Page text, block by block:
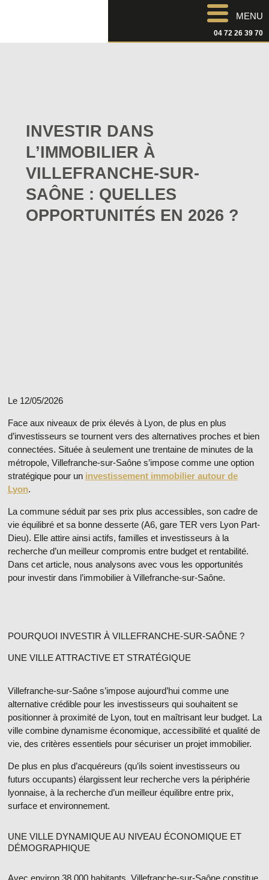
MENU
04 72 26 39 70
INVESTIR DANS
L’IMMOBILIER À
VILLEFRANCHE-SUR-
SAÔNE : QUELLES
OPPORTUNITÉS EN 2026 ?
Le 12/05/2026
Face aux niveaux de prix élevés à Lyon, de plus en plus
d’investisseurs se tournent vers des alternatives proches et bien
connectées. Située à seulement une trentaine de minutes de la
métropole, Villefranche-sur-Saône s’impose comme une option
stratégique pour un investissement immobilier autour de
Lyon.
La commune séduit par ses prix plus accessibles, son cadre de
vie équilibré et sa bonne desserte (A6, gare TER vers Lyon Part-
Dieu). Elle attire ainsi actifs, familles et investisseurs à la
recherche d’un meilleur compromis entre budget et rentabilité.
Dans cet article, nous analysons avec vous les opportunités
pour investir dans l’immobilier à Villefranche-sur-Saône.
POURQUOI INVESTIR À VILLEFRANCHE-SUR-SAÔNE ?
UNE VILLE ATTRACTIVE ET STRATÉGIQUE
Villefranche-sur-Saône s’impose aujourd’hui comme une
alternative crédible pour les investisseurs qui souhaitent se
positionner à proximité de Lyon, tout en maîtrisant leur budget. La
ville combine dynamisme économique, accessibilité et qualité de
vie, des critères essentiels pour sécuriser un projet immobilier.
De plus en plus d’acquéreurs (qu’ils soient investisseurs ou
futurs occupants) élargissent leur recherche vers la périphérie
lyonnaise, à la recherche d’un meilleur équilibre entre prix,
surface et environnement.
UNE VILLE DYNAMIQUE AU NIVEAU ÉCONOMIQUE ET
DÉMOGRAPHIQUE
Avec environ 38 000 habitants, Villefranche-sur-Saône constitue